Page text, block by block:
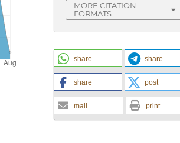
MORE CITATION
FORMATS
share share
share post
mail print